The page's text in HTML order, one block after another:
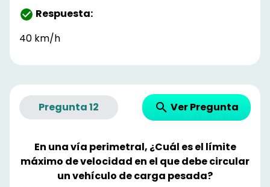
Respuesta:
40 km/h
Pregunta12 Ver Pregunta
En una vía perimetral, ¿Cuál es el límite
máximo de velocidad en el que debe circular
un vehículo de carga pesada?